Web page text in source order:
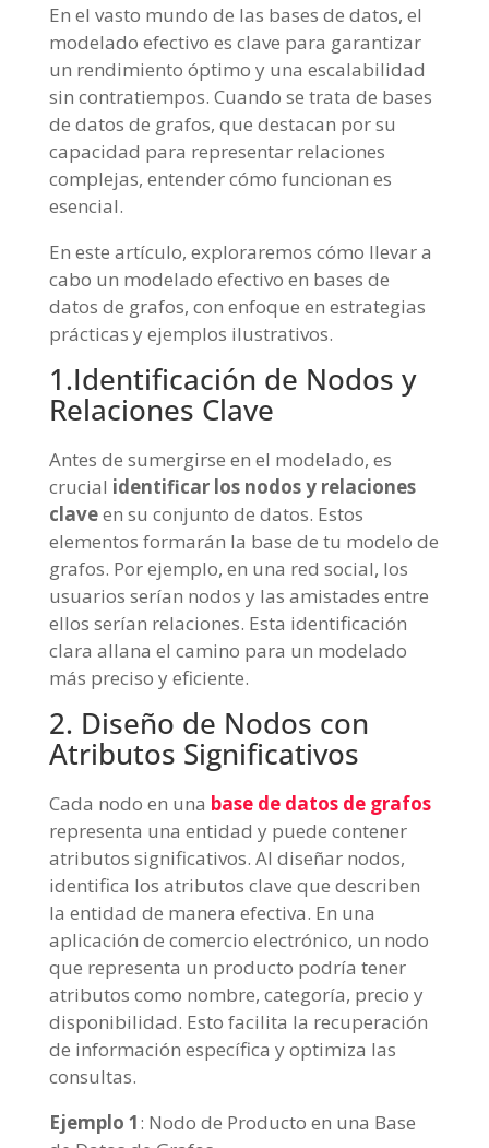
En el vasto mundo de las bases de datos, el
modelado efectivo es clave para garantizar
un rendimiento óptimo y una escalabilidad
sin contratiempos. Cuando se trata de bases
de datos de grafos, que destacan por su
capacidad para representar relaciones
complejas, entender cómo funcionan es
esencial.
En este artículo, exploraremos cómo llevar a
cabo un modelado efectivo en bases de
datos de grafos, con enfoque en estrategias
prácticas y ejemplos ilustrativos.
1.Identificación de Nodos y
Relaciones Clave
Antes de sumergirse en el modelado, es
crucial identificar los nodos y relaciones
claveen su conjunto de datos. Estos
elementos formarán la base de tu modelo de
grafos. Por ejemplo, en una red social, los
usuarios serían nodos y las amistades entre
ellos serían relaciones. Esta identificación
clara allana el camino para un modelado
más preciso y eficiente.
2. Diseño de Nodos con
Atributos Significativos
Cada nodo en una base de datos de grafos
representa una entidad y puede contener
atributos significativos. Al diseñar nodos,
identifica los atributos clave que describen
la entidad de manera efectiva. En una
aplicación de comercio electrónico, un nodo
que representa un producto podría tener
atributos como nombre, categoría, precio y
disponibilidad. Esto facilita la recuperación
de información específica y optimiza las
consultas.
Ejemplo 1: Nodo de Producto en una Base